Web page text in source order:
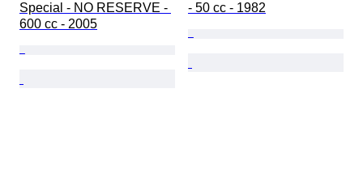
Special - NO RESERVE -
600 cc - 2005
- 50 cc - 1982